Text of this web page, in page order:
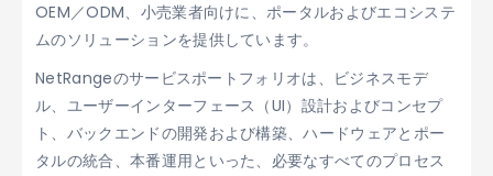
OEM／ODM、小売業者向けに、ポータルおよびエコシステ
ムのソリューションを提供しています。
NetRangeのサービスポートフォリオは、ビジネスモデ
ル、ユーザーインターフェース（UI）設計およびコンセプ
ト、バックエンドの開発および構築、ハードウェアとポー
タルの統合、本番運用といった、必要なすべてのプロセス